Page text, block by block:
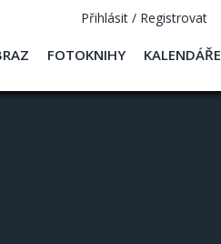
Přihlásit / Registrovat
KALENDÁŘE
FOTOKNIHY